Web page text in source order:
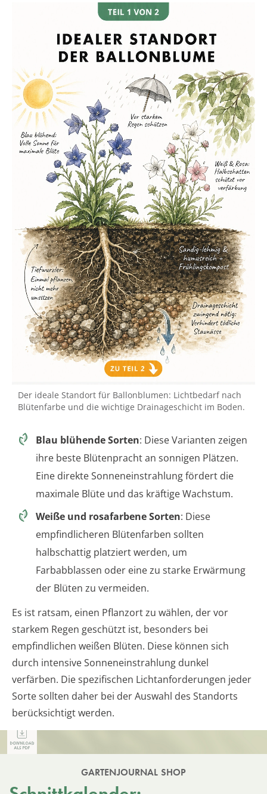
Der ideale Standort für Ballonblumen: Lichtbedarf nach
Blütenfarbe und die wichtige Drainageschicht im Boden.
Blau blühende Sorten: Diese Varianten zeigen
ihre beste Blütenpracht an sonnigen Plätzen.
Eine direkte Sonneneinstrahlung fördert die
maximale Blüte und das kräftige Wachstum.
Weiße und rosafarbene Sorten: Diese
empfindlicheren Blütenfarben sollten
halbschattig platziert werden, um
Farbabblassen oder eine zu starke Erwärmung
der Blüten zu vermeiden.
Es ist ratsam, einen Pflanzort zu wählen, der vor
starkem Regen geschützt ist, besonders bei
empfindlichen weißen Blüten. Diese können sich
durch intensive Sonneneinstrahlung dunkel
verfärben. Die spezifischen Lichtanforderungen jeder
Sorte sollten daher bei der Auswahl des Standorts
berücksichtigt werden.
GARTENJOURNAL SHOP